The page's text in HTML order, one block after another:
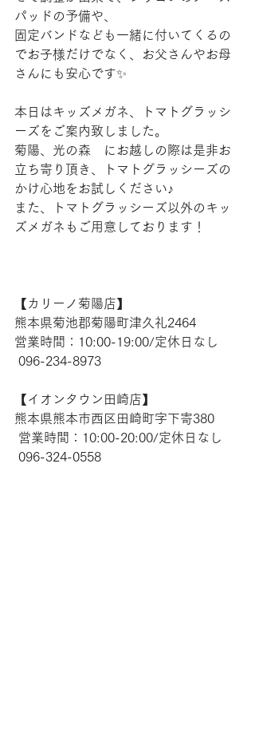
パッドの予備や、
固定バンドなども一緒に付いてくるの
でお子様だけでなく、お父さんやお母
さんにも安心です✨
本日はキッズメガネ、トマトグラッシ
ーズをご案内致しました。
菊陽、光の森　にお越しの際は是非お
立ち寄り頂き、トマトグラッシーズの
かけ心地をお試しください♪
また、トマトグラッシーズ以外のキッ
ズメガネもご用意しております！
【​カリーノ菊陽店】
熊本県菊池郡菊陽町津久礼2464
営業時間：10:00-19:00/定休日なし
096-234-8973
【​イオンタウン田崎店】
熊本県熊本市西区田崎町字下寄380
営業時間：10:00-20:00/定休日なし
096-324-0558